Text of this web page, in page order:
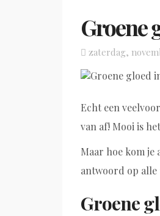
Groene
Posted
on
zaterdag,
Echt een
van af! Mooi is
Maar hoe kom je
antwoord op alle
Groene